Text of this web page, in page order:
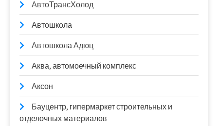
АвтоТрансХолод
Автошкола
Автошкола Адюц
Аква, автомоечный комплекс
Аксон
Бауцентр, гипермаркет строительных и
отделочных материалов